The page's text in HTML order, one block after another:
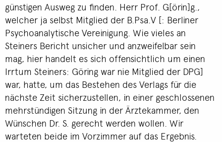
günstigen Ausweg zu finden. Herr Prof. G[örin]g.,
welcher ja selbst Mitglied der B.Psa.V [: Berliner
Psychoanalytische Vereinigung. Wie vieles an
Steiners Bericht unsicher und anzweifelbar sein
mag, hier handelt es sich offensichtlich um einen
Irrtum Steiners: Göring war nie Mitglied der DPG]
war, hatte, um das Bestehen des Verlags für die
nächste Zeit sicherzustellen, in einer geschlossenen
mehrstündigen Sitzung in der Ärztekammer, den
Wünschen Dr. S. gerecht werden wollen. Wir
warteten beide im Vorzimmer auf das Ergebnis.